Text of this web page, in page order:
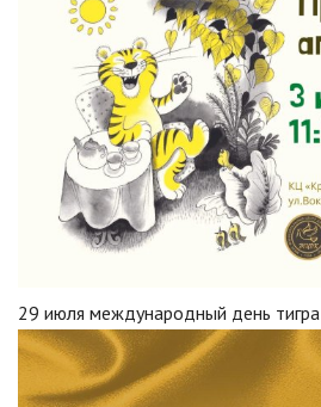
29 июля международный день тигра